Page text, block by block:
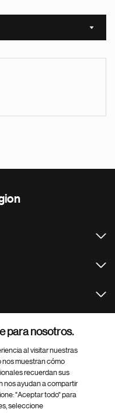
Sort
para nosotros.
al visitar nuestras
nos muestran cómo
recuerdan sus
nos ayudan a compartir
"Aceptar todo" para
seleccione